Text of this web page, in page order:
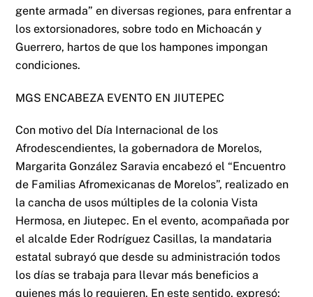
gente armada” en diversas regiones, para enfrentar a
los extorsionadores, sobre todo en Michoacán y
Guerrero, hartos de que los hampones impongan
condiciones.
MGS ENCABEZA EVENTO EN JIUTEPEC
Con motivo del Día Internacional de los
Afrodescendientes, la gobernadora de Morelos,
Margarita González Saravia encabezó el “Encuentro
de Familias Afromexicanas de Morelos”, realizado en
la cancha de usos múltiples de la colonia Vista
Hermosa, en Jiutepec. En el evento, acompañada por
el alcalde Eder Rodríguez Casillas, la mandataria
estatal subrayó que desde su administración todos
los días se trabaja para llevar más beneficios a
quienes más lo requieren. En este sentido, expresó: